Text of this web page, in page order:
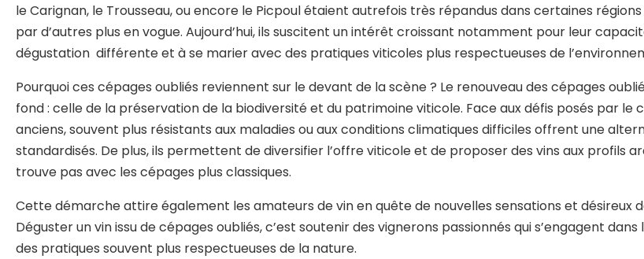
le Carignan, le Trousseau, ou encore le Picpoul étaient autrefois très répandus dans certaines
par d’autres plus en vogue. Aujourd’hui, ils suscitent un intérêt croissant notamment pour leur
dégustation différente et à se marier avec des pratiques viticoles plus respectueuses de
Pourquoi ces cépages oubliés reviennent sur le devant de la scène ? Le renouveau des cépages
fond : celle de la préservation de la biodiversité et du patrimoine viticole. Face aux défis posés par
anciens, souvent plus résistants aux maladies ou aux conditions climatiques difficiles offrent une
standardisés. De plus, ils permettent de diversifier l’offre viticole et de proposer des vins aux profils
trouve pas avec les cépages plus classiques.
Cette démarche attire également les amateurs de vin en quête de nouvelles sensations et désireux
Déguster un vin issu de cépages oubliés, c’est soutenir des vignerons passionnés qui s’engagent
des pratiques souvent plus respectueuses de la nature.